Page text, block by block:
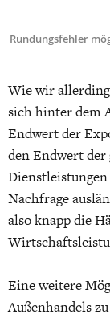
Rundungsfehler
Wie wir
sich hinter dem
Endwert der
den Endwert
Nachfrage
also knapp die
Eine weitere
Außenhandels